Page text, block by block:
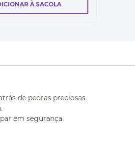
À SACOLA
de pedras preciosas.
em segurança.